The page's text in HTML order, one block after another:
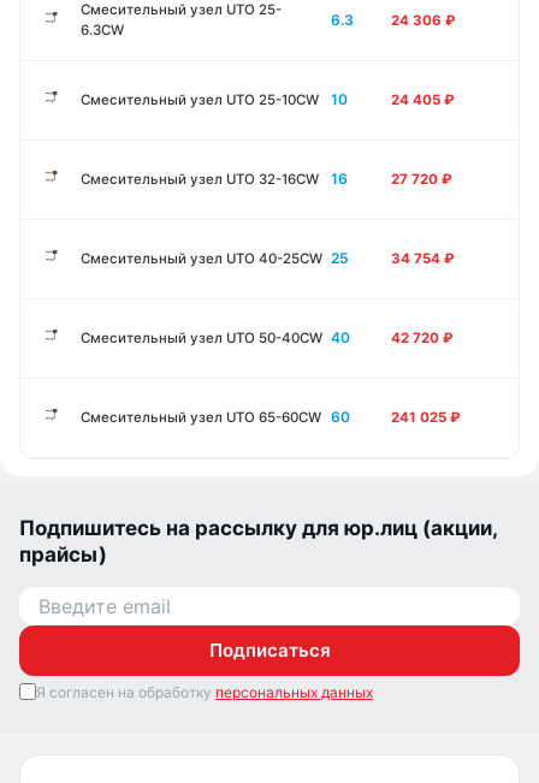
Смесительный узел UTO 25-
6.3CW
6.3 24 306 ₽
Смесительный узел UTO 25-10CW 10 24 405 ₽
Смесительный узел UTO 32-16CW 16 27 720 ₽
Смесительный узел UTO 40-25CW 25 34 754 ₽
Смесительный узел UTO 50-40CW 40 42 720 ₽
Смесительный узел UTO 65-60CW 60 241 025 ₽
Подпишитесь на рассылку для юр.лиц (акции,
прайсы)
Подписаться
Я согласен на обработку персональных данных